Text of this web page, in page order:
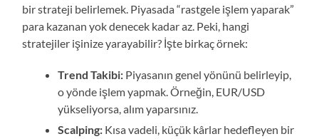
bir strateji belirlemek. Piyasada “rastgele işlem yaparak”
para kazanan yok denecek kadar az. Peki, hangi
stratejiler işinize yarayabilir? İşte birkaç örnek:
Trend Takibi: Piyasanın genel yönünü belirleyip,
o yönde işlem yapmak. Örneğin, EUR/USD
yükseliyorsa, alım yaparsınız.
Scalping: Kısa vadeli, küçük kârlar hedefleyen bir